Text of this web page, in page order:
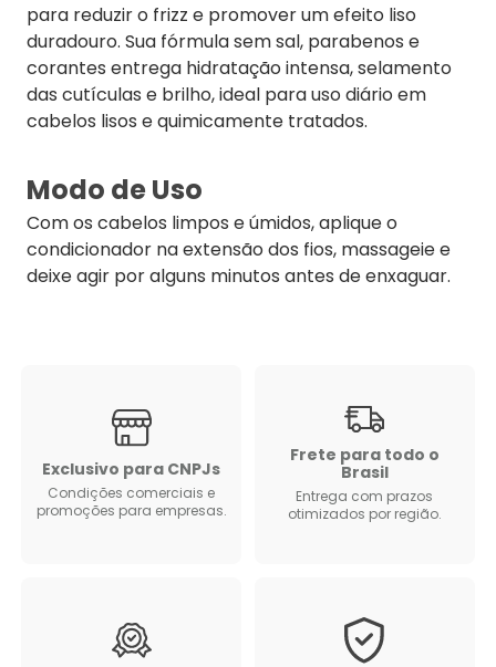
para reduzir o frizz e promover um efeito liso
duradouro. Sua fórmula sem sal, parabenos e
corantes entrega hidratação intensa, selamento
das cutículas e brilho, ideal para uso diário em
cabelos lisos e quimicamente tratados.
Modo de Uso
Com os cabelos limpos e úmidos, aplique o
condicionador na extensão dos fios, massageie e
deixe agir por alguns minutos antes de enxaguar.
Exclusivo para CNPJs
Condições comerciais e
promoções para empresas.
Frete para todo o
Brasil
Entrega com prazos
otimizados por região.